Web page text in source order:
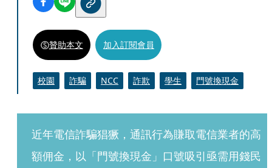
贊助本文 加入訂閱會員
校園 詐騙 NCC 詐欺 學生 門號換現金
近年電信詐騙猖獗，通訊行為賺取電信業者的高
額佣金，以「門號換現金」口號吸引亟需用錢民